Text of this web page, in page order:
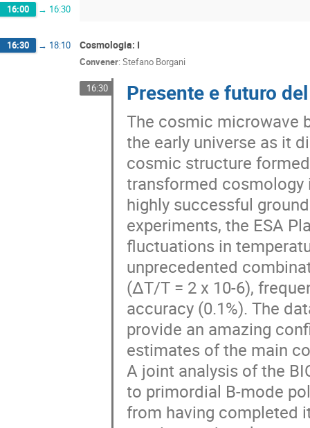
16:00 → 16:30
16:30 → 18:10 Cosmologia: I
Convener: Stefano Borgani
16:30 Presente e futuro
The cosmic microwave
the early universe as it
cosmic structure
transformed cosmology
highly successful
experiments, the ESA
fluctuations in
unprecedented
(ΔT/T = 2 x 10-6),
accuracy (0.1%). The
provide an amazing
estimates of the main
A joint analysis of the
to primordial B-mode
from having completed